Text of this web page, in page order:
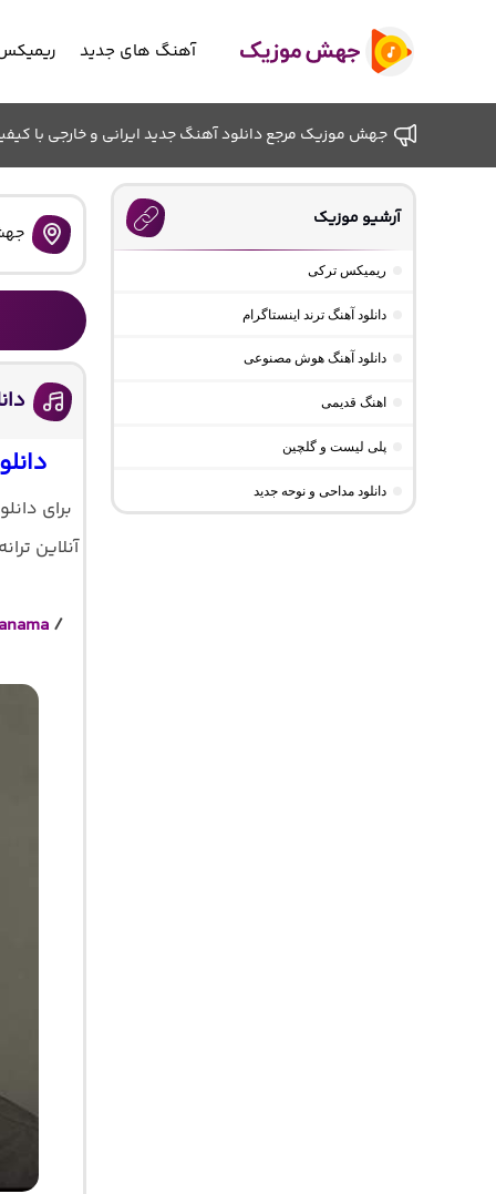
آهنگ های جدید
جهش موزیک مرجع دانلود آهنگ جدید ایرانی و خارجی با
برای
آنلاین
/
آرشیو موزیک
ریمیکس ترکی
دانلود آهنگ ترند اینستاگرام
دانلود آهنگ هوش مصنوعی
اهنگ قدیمی
پلی لیست و گلچین
دانلود مداحی و نوحه جدید